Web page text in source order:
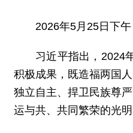
2026年5月25日下
习近平指出，2024
积极成果，既造福两国
独立自主、捍卫民族尊
运与共、共同繁荣的光